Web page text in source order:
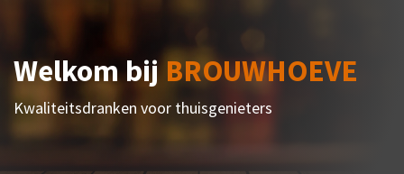
Welkom bijBROUWHOEVE
Kwaliteitsdranken voor thuisgenieters